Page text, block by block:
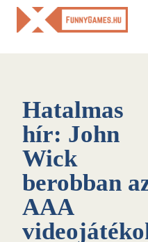
Skip
Hatalmas
hír: John
Wick
berobban
AAA